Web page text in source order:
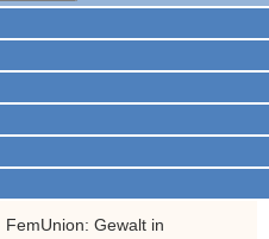
FemUnion: Gewalt in